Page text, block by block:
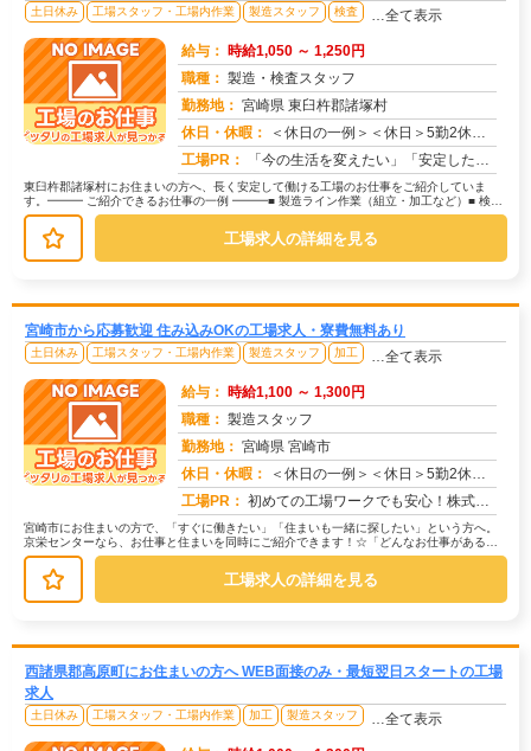
土日休み 工場スタッフ・工場内作業 製造スタッフ 検査 …全て表示
給与： 時給1,050 ～ 1,250円
職種： 製造・検査スタッフ
勤務地： 宮崎県 東臼杵郡諸塚村
休日・休暇：
＜休日の一例＞＜休日＞5勤2休（工場カレンダーによる）★ＧＷ・夏季・年末年始休暇あり★有給休暇あり※配属先により休...
工場PR：
「今の生活を変えたい」「安定した収入がほしい」そんなあなたの想いに応えます。株式会社京栄センターは、工場・製造業に...
東臼杵郡諸塚村にお住まいの方へ、長く安定して働ける工場のお仕事をご紹介していま
す。━━━ ご紹介できるお仕事の一例 ━━━■ 製造ライン作業（組立・加工など）■ 検
査・検品（目視チェックなど）■...
工場求人の詳細を見る
宮崎市から応募歓迎 住み込みOKの工場求人・寮費無料あり
土日休み 工場スタッフ・工場内作業 製造スタッフ 加工 …全て表示
給与： 時給1,100 ～ 1,300円
職種： 製造スタッフ
勤務地： 宮崎県 宮崎市
休日・休暇：
＜休日の一例＞＜休日＞5勤2休（工場カレンダーによる）★ＧＷ・夏季・年末年始休暇あり★有給休暇あり※配属先により休...
工場PR： 初めての工場ワークでも安心！株式会社京栄センターなら、全国各地の豊富なお仕事の中から、あなたにぴったりの環境が見つ...
宮崎市にお住まいの方で、「すぐに働きたい」「住まいも一緒に探したい」という方へ。
京栄センターなら、お仕事と住まいを同時にご紹介できます！☆「どんなお仕事がある
の？」→ 製造・組立・検査・軽作業な...
工場求人の詳細を見る
西諸県郡高原町にお住まいの方へ WEB面接のみ・最短翌日スタートの工場
求人
土日休み 工場スタッフ・工場内作業 加工 製造スタッフ …全て表示